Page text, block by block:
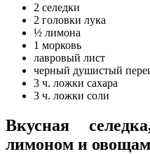
2 селедки
2 головки лука
½ лимона
1 морковь
лавровый лист
черный душистый
3 ч. ложки сахара
3 ч. ложки соли
Вкусная
лимоном и